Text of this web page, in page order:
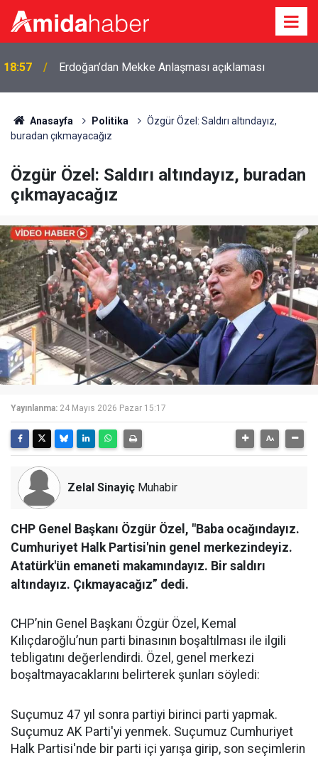
18:57 Erdoğan’dan Mekke Anlaşması açıklaması
Anasayfa Politika
Özgür Özel: Saldırı altındayız,
buradan çıkmayacağız
Özgür Özel: Saldırı altındayız, buradan
çıkmayacağız
Yayınlanma: 24 Mayıs 2026 Pazar 15:17
Zelal Sinayiç Muhabir
CHP Genel Başkanı Özgür Özel, "Baba ocağındayız.
Cumhuriyet Halk Partisi'nin genel merkezindeyiz.
Atatürk'ün emaneti makamındayız. Bir saldırı
altındayız. Çıkmayacağız” dedi.
CHP’nin Genel Başkanı Özgür Özel, Kemal
Kılıçdaroğlu’nun parti binasının boşaltılması ile ilgili
tebligatını değerlendirdi. Özel, genel merkezi
boşaltmayacaklarını belirterek şunları söyledi:
Suçumuz 47 yıl sonra partiyi birinci parti yapmak.
Suçumuz AK Parti'yi yenmek. Suçumuz Cumhuriyet
Halk Partisi'nde bir parti içi yarışa girip, son seçimlerin